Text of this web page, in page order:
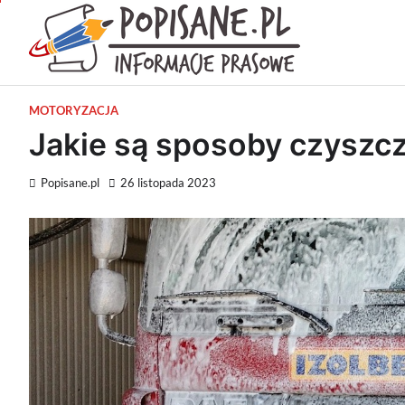
content
MOTORYZACJA
Jakie są sposoby
Popisane.pl 26 listopada 2023